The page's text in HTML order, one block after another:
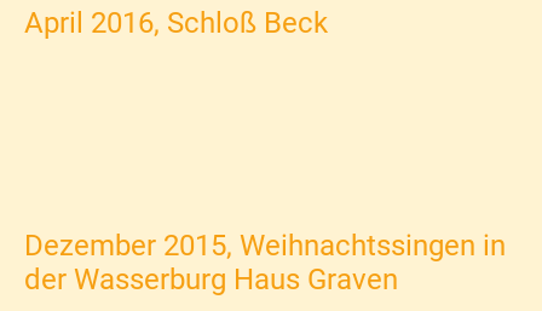
April 2016, Schloß Beck
Dezember 2015, Weihnachtssingen in
der Wasserburg Haus Graven